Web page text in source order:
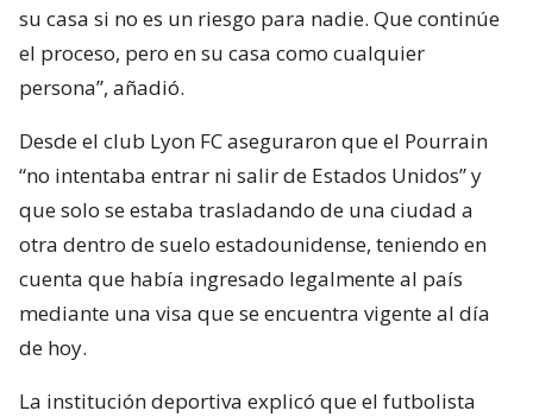
su casa si no es un riesgo para nadie. Que continúe
el proceso, pero en su casa como cualquier
persona”, añadió.
Desde el club Lyon FC aseguraron que el Pourrain
“no intentaba entrar ni salir de Estados Unidos” y
que solo se estaba trasladando de una ciudad a
otra dentro de suelo estadounidense, teniendo en
cuenta que había ingresado legalmente al país
mediante una visa que se encuentra vigente al día
de hoy.
La institución deportiva explicó que el futbolista